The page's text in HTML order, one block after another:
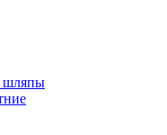
шляпы